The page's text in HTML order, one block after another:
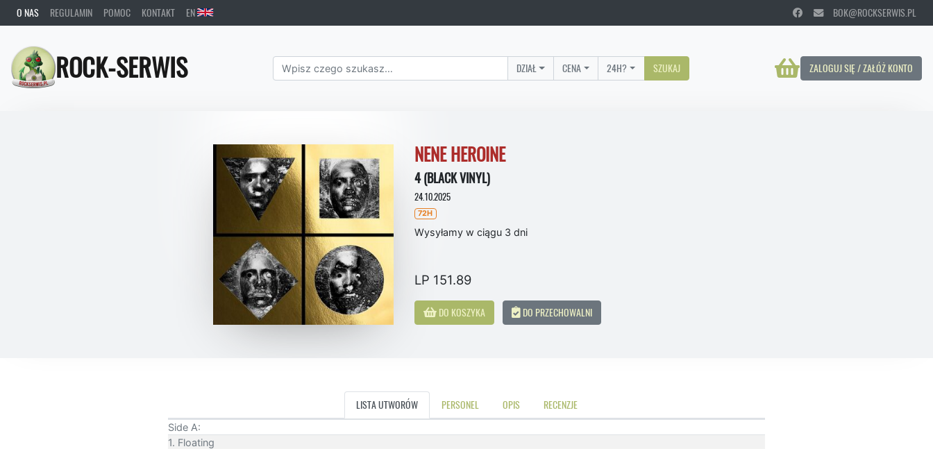
O NAS REGULAMIN POMOC KONTAKT EN BOK@ROCKSERWIS.PL
ROCK-SERWIS ZALOGUJ SIĘ / ZAŁÓŻ KONTO
DZIAŁ CENA 24H? SZUKAJ
NENE HEROINE
4 (BLACK VINYL)
24.10.2025
72H
Wysyłamy w ciągu 3 dni
LP 151.89
DO KOSZYKA DO PRZECHOWALNI
LISTA UTWORÓW PERSONEL OPIS RECENZJE
Side A:
1. Floating